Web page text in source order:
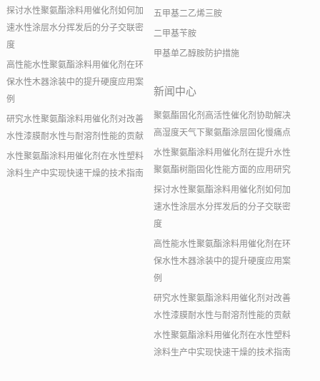
探讨水性聚氨酯涂料用催化剂如何加
速水性涂层水分挥发后的分子交联密
度
高性能水性聚氨酯涂料用催化剂在环
保水性木器涂装中的提升硬度应用案
例
研究水性聚氨酯涂料用催化剂对改善
水性漆膜耐水性与耐溶剂性能的贡献
水性聚氨酯涂料用催化剂在水性塑料
涂料生产中实现快速干燥的技术指南
五甲基二乙烯三胺
二甲基苄胺
甲基单乙醇胺防护措施
新闻中心
聚氨酯固化剂高活性催化剂协助解决
高湿度天气下聚氨酯涂层固化慢痛点
水性聚氨酯涂料用催化剂在提升水性
聚氨酯树脂固化性能方面的应用研究
探讨水性聚氨酯涂料用催化剂如何加
速水性涂层水分挥发后的分子交联密
度
高性能水性聚氨酯涂料用催化剂在环
保水性木器涂装中的提升硬度应用案
例
研究水性聚氨酯涂料用催化剂对改善
水性漆膜耐水性与耐溶剂性能的贡献
水性聚氨酯涂料用催化剂在水性塑料
涂料生产中实现快速干燥的技术指南